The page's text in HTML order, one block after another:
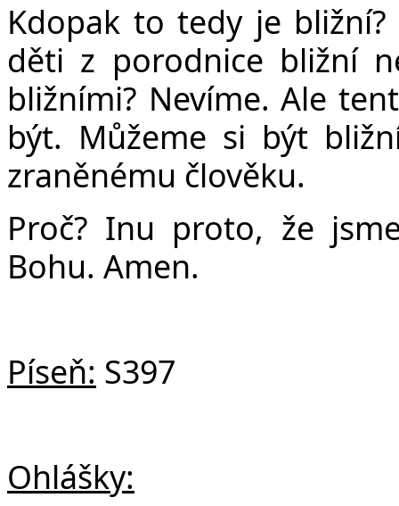
Kdopak to tedy je bližní?
děti z porodnice bližní
bližními? Nevíme. Ale
být. Můžeme si být
zraněnému člověku.
Proč? Inu proto, že
Bohu. Amen.
Píseň: S397
Ohlášky: